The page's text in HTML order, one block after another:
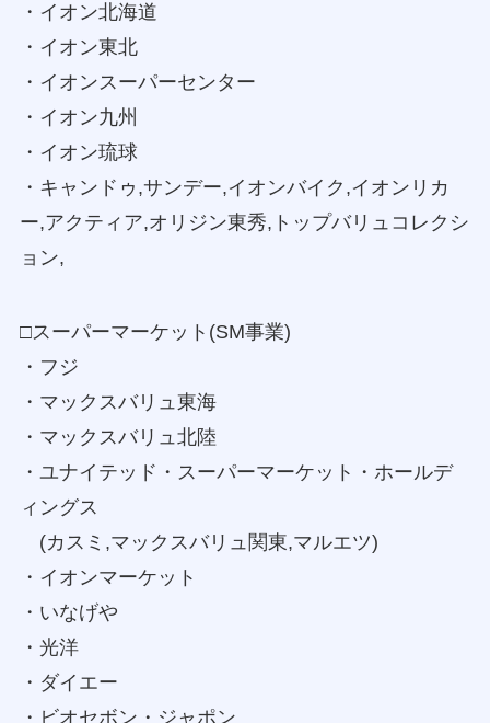
・イオン北海道
・イオン東北
・イオンスーパーセンター
・イオン九州
・イオン琉球
・キャンドゥ,サンデー,イオンバイク,イオンリカ
ー,アクティア,オリジン東秀,トップバリュコレクシ
ョン,
□スーパーマーケット(SM事業)
・フジ
・マックスバリュ東海
・マックスバリュ北陸
・ユナイテッド・スーパーマーケット・ホールデ
ィングス
(カスミ,マックスバリュ関東,マルエツ)
・イオンマーケット
・いなげや
・光洋
・ダイエー
・ビオセボン・ジャポン